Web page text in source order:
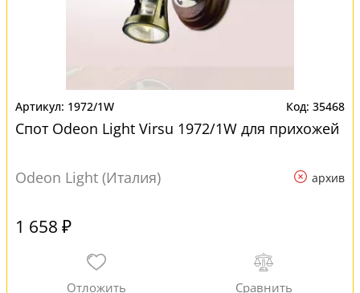
1972/1W 35468
Спот Odeon Light Virsu 1972/1W для прихожей
Odeon Light (Италия) архив
1 658 ₽